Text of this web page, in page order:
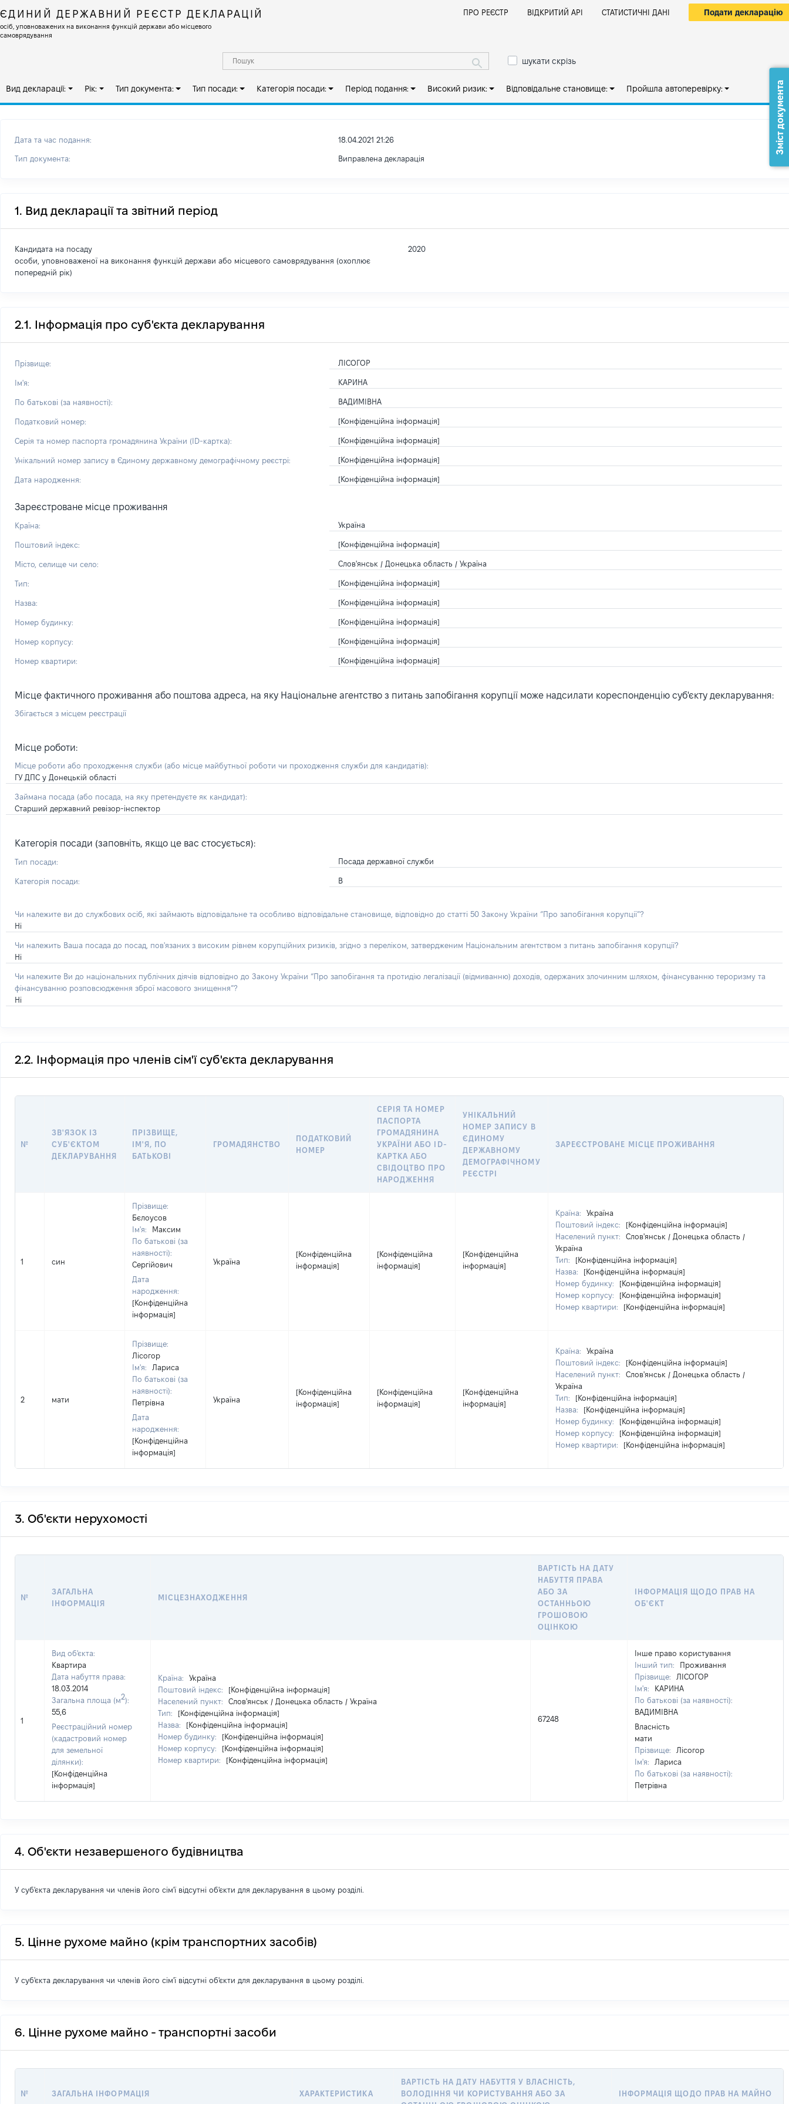
ЄДИНИЙ ДЕРЖАВНИЙ РЕЄСТР ДЕКЛАРАЦІЙ
осіб, уповноважених на виконання функцій держави або місцевого
самоврядування
ПРО РЕЄСТР ВІДКРИТИЙ АРІ СТАТИСТИЧНІ ДАНІ Подати декларацію
шукати скрізь
Вид декларації: Рік: Тип документа: Тип посади: Категорія посади: Період подання: Високий ризик: Відповідальне становище: Пройшла автоперевірку:
Дата та час подання: 18.04.2021 21:26
Тип документа: Виправлена декларація
1. Вид декларації та звітний період
Кандидата на посаду
особи, уповноваженої на виконання функцій держави або місцевого самоврядування (охоплює
попередній рік)
2020
2.1. Інформація про суб'єкта декларування
Прізвище: ЛІСОГОР
Ім'я: КАРИНА
По батькові (за наявності): ВАДИМІВНА
Податковий номер: [Конфіденційна інформація]
Серія та номер паспорта громадянина України (ID-картка): [Конфіденційна інформація]
Унікальний номер запису в Єдиному державному демографічному реєстрі: [Конфіденційна інформація]
Дата народження: [Конфіденційна інформація]
Зареєстроване місце проживання
Країна: Україна
Поштовий індекс: [Конфіденційна інформація]
Місто, селище чи село: Слов'янськ / Донецька область / Україна
Тип: [Конфіденційна інформація]
Назва: [Конфіденційна інформація]
Номер будинку: [Конфіденційна інформація]
Номер корпусу: [Конфіденційна інформація]
Номер квартири: [Конфіденційна інформація]
Місце фактичного проживання або поштова адреса, на яку Національне агентство з питань запобігання корупції може надсилати кореспонденцію суб'єкту декларування:
Збігається з місцем реєстрації
Місце роботи:
Місце роботи або проходження служби (або місце майбутньої роботи чи проходження служби для кандидатів):
ГУ ДПС у Донецькій області
Займана посада (або посада, на яку претендуєте як кандидат):
Старший державний ревізор-інспектор
Категорія посади (заповніть, якщо це вас стосується):
Тип посади: Посада державної служби
Категорія посади: В
Чи належите ви до службових осіб, які займають відповідальне та особливо відповідальне становище, відповідно до статті 50 Закону України “Про запобігання корупції”?
Ні
Чи належить Ваша посада до посад, пов'язаних з високим рівнем корупційних ризиків, згідно з переліком, затвердженим Національним агентством з питань запобігання корупції?
Ні
Чи належите Ви до національних публічних діячів відповідно до Закону України “Про запобігання та протидію легалізації (відмиванню) доходів, одержаних злочинним шляхом, фінансуванню тероризму та
фінансуванню розповсюдження зброї масового знищення”?
Ні
2.2. Інформація про членів сім'ї суб'єкта декларування
№
ЗВ'ЯЗОК ІЗ
СУБ'ЄКТОМ
ДЕКЛАРУВАННЯ
ПРІЗВИЩЕ,
ІМ'Я, ПО
БАТЬКОВІ
ГРОМАДЯНСТВО
ПОДАТКОВИЙ
НОМЕР
СЕРІЯ ТА НОМЕР
ПАСПОРТА
ГРОМАДЯНИНА
УКРАЇНИ АБО ID-
КАРТКА АБО
СВІДОЦТВО ПРО
НАРОДЖЕННЯ
УНІКАЛЬНИЙ
НОМЕР ЗАПИСУ В
ЄДИНОМУ
ДЕРЖАВНОМУ
ДЕМОГРАФІЧНОМУ
РЕЄСТРІ
ЗАРЕЄСТРОВАНЕ МІСЦЕ ПРОЖИВАННЯ
1 син
Прізвище:
Бєлоусов
Ім'я:
Максим
По батькові (за
наявності):
Сергійович
Дата
народження:
[Конфіденційна
інформація]
Україна
[Конфіденційна
інформація]
[Конфіденційна
інформація]
[Конфіденційна
інформація]
Країна:
Україна
Поштовий індекс:
[Конфіденційна інформація]
Населений пункт:
Слов'янськ / Донецька область /
Україна
Тип:
[Конфіденційна інформація]
Назва:
[Конфіденційна інформація]
Номер будинку:
[Конфіденційна інформація]
Номер корпусу:
[Конфіденційна інформація]
Номер квартири:
[Конфіденційна інформація]
2 мати
Прізвище:
Лісогор
Ім'я:
Лариса
По батькові (за
наявності):
Петрівна
Дата
народження:
[Конфіденційна
інформація]
Україна
[Конфіденційна
інформація]
[Конфіденційна
інформація]
[Конфіденційна
інформація]
Країна:
Україна
Поштовий індекс:
[Конфіденційна інформація]
Населений пункт:
Слов'янськ / Донецька область /
Україна
Тип:
[Конфіденційна інформація]
Назва:
[Конфіденційна інформація]
Номер будинку:
[Конфіденційна інформація]
Номер корпусу:
[Конфіденційна інформація]
Номер квартири:
[Конфіденційна інформація]
3. Об'єкти нерухомості
№
ЗАГАЛЬНА
ІНФОРМАЦІЯ
МІСЦЕЗНАХОДЖЕННЯ
ВАРТІСТЬ НА ДАТУ
НАБУТТЯ ПРАВА
АБО ЗА
ОСТАННЬОЮ
ГРОШОВОЮ
ОЦІНКОЮ
ІНФОРМАЦІЯ ЩОДО ПРАВ НА
ОБ'ЄКТ
1
Вид об'єкта:
Квартира
Дата набуття права:
18.03.2014
Загальна площа (м2):
55,6
Реєстраційний номер
(кадастровий номер
для земельної
ділянки):
[Конфіденційна
інформація]
Країна:
Україна
Поштовий індекс:
[Конфіденційна інформація]
Населений пункт:
Слов'янськ / Донецька область / Україна
Тип:
[Конфіденційна інформація]
Назва:
[Конфіденційна інформація]
Номер будинку:
[Конфіденційна інформація]
Номер корпусу:
[Конфіденційна інформація]
Номер квартири:
[Конфіденційна інформація]
67248
Інше право користування
Інший тип:
Проживання
Прізвище:
ЛІСОГОР
Ім'я:
КАРИНА
По батькові (за наявності):
ВАДИМІВНА
Власність
мати
Прізвище:
Лісогор
Ім'я:
Лариса
По батькові (за наявності):
Петрівна
4. Об'єкти незавершеного будівництва
У суб'єкта декларування чи членів його сім'ї відсутні об'єкти для декларування в цьому розділі.
5. Цінне рухоме майно (крім транспортних засобів)
У суб'єкта декларування чи членів його сім'ї відсутні об'єкти для декларування в цьому розділі.
6. Цінне рухоме майно - транспортні засоби
№ ЗАГАЛЬНА ІНФОРМАЦІЯ ХАРАКТЕРИСТИКА
ВАРТІСТЬ НА ДАТУ НАБУТТЯ У ВЛАСНІСТЬ,
ВОЛОДІННЯ ЧИ КОРИСТУВАННЯ АБО ЗА
ІНФОРМАЦІЯ ЩОДО ПРАВ НА МАЙНО
Зміст документа